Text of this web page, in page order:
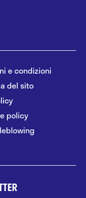
e condizioni
del sito
policy